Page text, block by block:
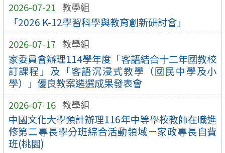
2026-07-21 教學組
「2026 K-12學習科學與教育創新研討會」
2026-07-17 教學組
家委員會辦理114學年度「客語結合十二年國教校
訂課程」及「客語沉浸式教學（國民中學及小
學）」優良教案遴選成果發表會
2026-07-16 教學組
中國文化大學預計辦理116年中等學校教師在職進
修第二專長學分班綜合活動領域－家政專長自費
班(桃園)